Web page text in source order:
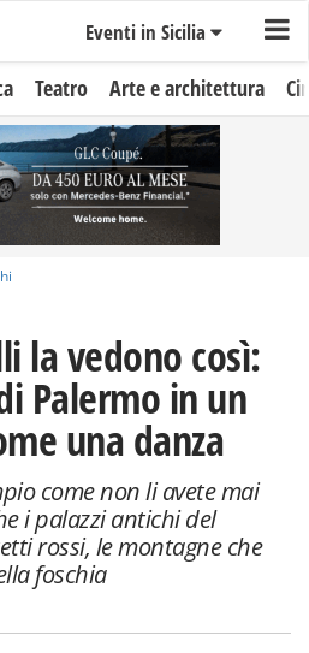
Eventi in Sicilia
Teatro Arte e architettura
la vedono così:
Palermo in un
una danza
come non li avete mai
i palazzi antichi del
rossi, le montagne che
foschia